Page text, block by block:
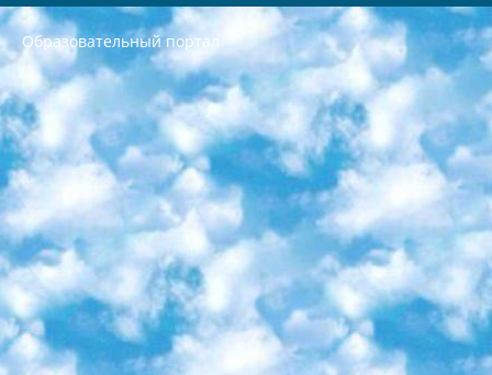
Образовательный портал
РЕСПУБЛИКА УЗБЕКИСТАН МИНИСТРЕРСТВО ДОШКОЛЬНОГО И ШКОЛЬНОГО ОБРАЗОВАНИЯ КОМАНДА в общеобразовательных учреждениях в 2023-2024 учебном году организация и проведение итоговой государственной аттестации обучающихся о Министра дошкольного и школьного образования Республики Узбекистан от 4 марта 2008 года (постановлением Минюста от 20 марта 2008 года № 1778 государственной регистрации) «Итоговое состояние учащихся общего среднего образования на основании положения об утверждении положения об аттестации общего среднего образования выпускной экзамен студентов в образовательных учреждениях в 2023-2024 учебном году В целях организации и прохождения аттестации приказываю: 1. Следующее: перечень предметов, по которым будет проводиться итоговая государственная аттестация и экзамен формы перевода согласно приложению 1; сертификаты международного образца, оценивающие уровень владения иностранными языками перечень согласно приложению 2; 2. Педагогический при специализированных образовательных учреждениях. научно-практический центр квалификации и международной оценки (Д.Давидова) 2024 г. До 25 марта: задания по предметам, по которым будет проводиться итоговая аттестация разработка и утверждение технических условий; итоговая аттестация на основании разработанного предметного задания разработка вопросов по предметам (устно и письменно), экзамен передача; общеобразовательные средние школы и специальные учебные заведения учащиеся выпускных классов школ и интернатов в агентской системе подготовка базы данных экзаменационных материалов и критериев оценки; перевод базы экзаменационных материалов на все языки обучения подать в Республиканский образовательный центр для изготовления; варианты экзаменов на основе разработанных контрольных материалов пусть будут поставлены задачи формирования. 3. Республиканский образовательный центр (Ш.Худайкулов) до 5 апреля 2024 года. до: база данных предоставленных экзаменационных материалов на все языки обучения перевод и экспертиза; для слепых, слабовидящих, глухих, слабослышащих и умственно отсталых детей учащиеся выпускных классов специализированных школ и школ-интернатов база данных экзаменационных материалов на всех преподаваемых языках подготовка критериев оценки; специализированные школы для умственно отсталых детей и технологии для учащихся выпускных классов школ-интернатов разработка соответствующих рекомендаций и критериев проведения ЕГЭ по естествознанию давать задания. 4. Педагогический при специализированных образовательных учреждениях. Научно-практический центр навыков и международной оценки (Д.Давидова), Республика образовательный центр (Худайкулов Ш.) итоговый государственный аттестационный экзамен ориентирован на творческое и логическое мышление при подготовке базы материалов учитывать введение заданий. 5. Следует отметить, что: сертификат государственного образца о знании общеобразовательного предмета и как минимум национальный уровень B1 по предметам на иностранных языках, указанным в Приложении 2. или международно признанный сертификат эквивалентного уровня студенты, изучающие определенный предмет, освобождаются от экзамена; по соответствующим предметам запланирована итоговая государственная аттестация за день до дня, путем жеребьевки Рабочей группой (в письменной форме по предметам, проводимым в форме) из числа сформированных вариантов выбрано 2 варианта; 2 выбранных варианта экзамена анонсированы на официальном сайте министерства и все выпускники по всей стране на основе этих вариантов проводит итоговую государственную аттестацию. 6. Государственное образование учащихся средних общеобразовательных учреждений. знания в соответствии с квалификационными требованиями, которые необходимо приобрести на основании стандартов итоговый (выпускной) контроль для 9 и 11 классов в целях тестирования Экзамены (далее – экзамены) состоят из предметов, перечисленных в приложении 1. будет сделано. 7. Экзамены пройдут с 26 мая по 15 июня 2024 г. (кроме науки физического воспитания). 8. Физическая для учащихся 9 классов общесредних образовательных учреждений. Экзамены по предмету «Образование, квалификация медицина» 1-6 мая 2024 года. сотрудники перевести под присмотр (с отклонениями в физическом или умственном развитии) специализированная школа для детей, школы-интернаты и со сколиозом школы-интернаты санаторного типа для больных детей исключены). 9. Он был слепым, слабовидящим и имел нарушения опорно-двигательного аппарата. экзамены в специализированных школах и интернатах для детей должны проводиться исходя из требований, предъявляемых к общеобразовательным учреждениям (физкультура кроме науки). 10. Специализированная школа для глухих и слабослышащих детей. и экзамены в интернатах и быть реализован в виде письменного теста по математике. 11. Специальность для умственно отсталых детей. Для 9 класса Родной язык и литературное письмо Государственный язык (язык обучения – узбекский). для неклассов) написано Математическое письмо Письменная/устная история Узбекистана Физическое воспитание практично Итоговый контроль Для 11 класса Написание родного языка и литературы (эссе) Математическое письмо Узбекский язык (обучение на узбекском языке) не посещающее общее среднее образование для учреждений)/Образовательное учреждение выбор письменный и устный Иностранный язык письменный/устный Письменная/устная история Узбекистана *По выбору студента:  Химия  Физика  Основы государственного права  География 10 бесплатных образовательных ресурсов - Мы составили подборку онлайн-проектов с интерактивными упражнениями, видеолекциями и статьями. Они помогут вам обрести новые и освежить старые знания бесплатно. 1. «ИНТУИТ» Старейшая образовательная площадка Рунета. Здесь вы найдёте сотни текстовых и видеокурсов на десятки различных тем — от программирования до психологии. Многие курсы подготовлены российскими университетами и крупными международными компаниями вроде Intel и Microsoft. Самостоятельное обучение бесплатное, но желающие могут оплатить услуги персональных наставников. 2. «Смартия» знакомит с актуальными профессиями и подсказывает, как им обучаться. Выбрав заинтересовавшую вас специальность — SMM-специалист, фотограф, веб-дизайнер или другую, — увидите список необходимых для неё умений. Чтобы вы могли освоить их самостоятельно, для каждого умения площадка отображает подборку ссылок на учебные материалы. Хотя «Смартия» ориентируется на русскоязычную аудиторию, часть контента всё же доступна только на английском. 3. «Лекторий Физтеха» Проект Московского физико-технического института (Физтеха). С его помощью вы можете смотреть онлайн серии лекций, записанные на видео в этом вузе. В числе доступных предметов — физика, биология, химия, информационные технологии и другие. К некоторым лекциям администрация ресурса прилагает готовые конспекты, которые можно скачивать в PDF-формате. 4. ITMOcourses Онлайн-площадка Санкт-Петербургского национального исследовательского университета информационных технологий, механики и оптики (ИТМО). Ресурс предоставляет свободный доступ к курсам, разработанным в этом вузе. Каталог материалов разбит на четыре категории: «Оптические системы и технологии», «Приборостроение и робототехника», «Информационные технологии» и «Биотехнологии». Курсы состоят из видеолекций, интерактивных демонстраций и заданий. 5. «КиберЛенинка» Электронная научная библиотека открытого доступа. Каталог площадки регулярно обрастает текстами статей из различных научных изданий. Сгруппированные по журналам и рубрикам публикации можно читать онлайн или скачивать целиком в PDF-формате. Проект нацелен на популяризацию науки за счёт открытого доступа к качественной информации. 6. «ПостНаука» На этом ресурсе публикуют подборки видеолекций, составленные экспертами из разных отраслей и объединённые общими темами. Среди них, к примеру, есть серии «Биоинформатика и геномика», «Культура средневековой Скандинавии» и Cinema Studies о теории кино. Каждая подборка лекций — логически связанная история, рассказанная экспертом от первого лица. Кроме того, на сайте появляются научно-образовательные статьи и тесты на разные темы. 7. «Newочём» Команда проекта «Newочём» отбирает самые интересные тексты из англоязычных СМИ и переводит те из них, за которые голосуют участники сообщества «ВКонтакте». По большей части это научно-популярные статьи. Редакторы придумывают лишь заголовки, в остальном содержание переводов соответствует оригиналам. Полные тексты можно читать прямо в социальной сети. 8. InternetUrok Онлайн-база материалов по основным дисциплинам школьной программы. Информация на сайте структурирована по классам, предметам и темам (урокам). Каждый урок состоит из видеолекций и конспектов. Есть также интерактивные тренажёры и тесты для закрепления пройденного материала. Даже если вы давно окончили школу, возможность повторить программу старших классов всегда может пригодиться. 9. Edutainme Ещё один ресурс об образовании. В отличие от Newtonew, как мне кажется, Edutainme больше ориентируется на представителей индустрии: педагогов, предпринимателей, разработчиков образовательных проектов. Но и любой, кто просто стремится к саморазвитию, найдёт на сайте много полезного и интересного для себя. Например, информацию о новых курсах и образовательных сервисах. 10. Newtonew Онлайн-медиа об образовании и обучении в широком смысле. Авторы Newtonew пишут об инструментах, заведениях, тактиках и стратегиях, которые помогают учить других и получать новые знания самостоятельно. На этой площадке вы найдёте новости, обзоры, аналитические мат